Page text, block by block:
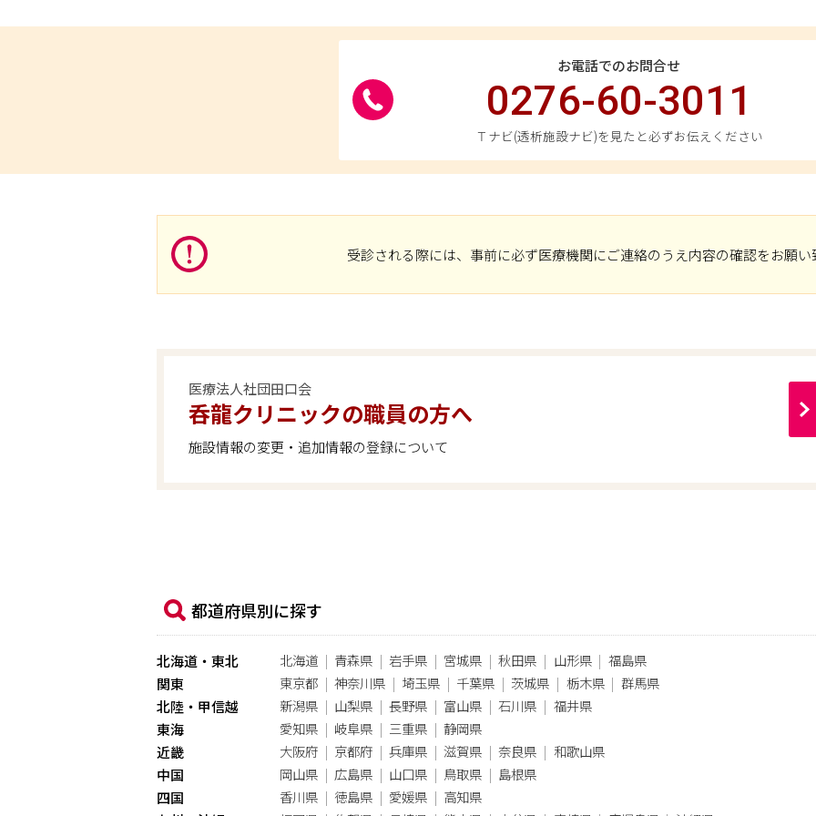
お電話でのお問合せ
0276-60-3011
Ｔナビ(透析施設ナビ)を見たと必ずお伝えください
受診される際には、事前に必ず医療機関にご連絡のうえ内容の確認をお願い
医療法人社団田口会
呑龍クリニックの職員の方へ
施設情報の変更・追加情報の登録について
都道府県別に探す
北海道・東北 北海道 青森県 岩手県 宮城県 秋田県 山形県
福島県
関東
東京都 神奈川県 埼玉県 千葉県 茨城県 栃木県
群馬県
北陸・甲信越
新潟県 山梨県 長野県 富山県 石川県
福井県
東海
愛知県 岐阜県 三重県
静岡県
近畿
大阪府 京都府 兵庫県 滋賀県 奈良県
和歌山県
中国
岡山県 広島県 山口県 鳥取県
島根県
四国
香川県 徳島県 愛媛県
高知県